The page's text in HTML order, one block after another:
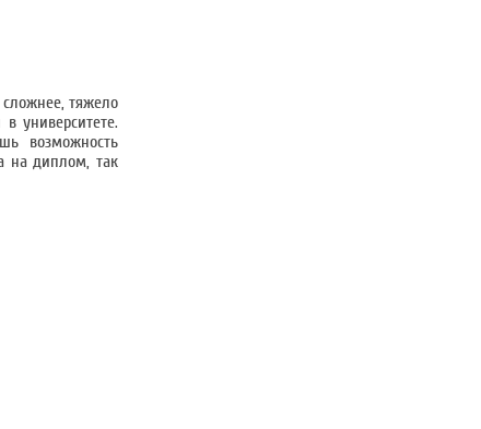
сложнее, тяжело
университете.
возможность
на диплом, так